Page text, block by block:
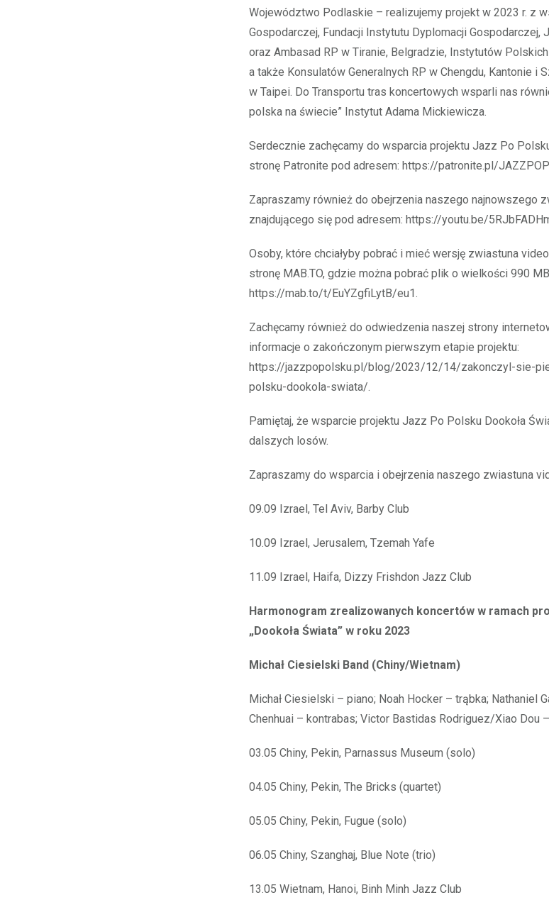
Województwo Podlaskie – realizujemy projekt w 2023 r. z
Gospodarczej, Fundacji Instytutu Dyplomacji Gospodarczej,
oraz Ambasad RP w Tiranie, Belgradzie, Instytutów
a także Konsulatów Generalnych RP w Chengdu, Kantonie i
w Taipei. Do Transportu tras koncertowych wsparli nas
polska na świecie” Instytut Adama Mickiewicza.
Serdecznie zachęcamy do wsparcia projektu Jazz Po
stronę Patronite pod adresem: https://patronite.pl/
Zapraszamy również do obejrzenia naszego najnowszego
znajdującego się pod adresem: https://youtu.be/
Osoby, które chciałyby pobrać i mieć wersję zwiastuna
stronę MAB.TO, gdzie można pobrać plik o wielkości 990
https://mab.to/t/EuYZgfiLytB/eu1.
Zachęcamy również do odwiedzenia naszej strony
informacje o zakończonym pierwszym etapie projektu:
https://jazzpopolsku.pl/blog/2023/12/14/zakonczyl-sie-
polsku-dookola-swiata/.
Pamiętaj, że wsparcie projektu Jazz Po Polsku Dookoła
dalszych losów.
Zapraszamy do wsparcia i obejrzenia naszego zwiastuna
09.09 Izrael, Tel Aviv, Barby Club
10.09 Izrael, Jerusalem, Tzemah Yafe
11.09 Izrael, Haifa, Dizzy Frishdon Jazz Club
Harmonogram zrealizowanych koncertów w ramach
„Dookoła Świata” w roku 2023
Michał Ciesielski Band (Chiny/Wietnam)
Michał Ciesielski – piano; Noah Hocker – trąbka; Nathaniel
Chenhuai – kontrabas; Victor Bastidas Rodriguez/Xiao Dou
03.05 Chiny, Pekin, Parnassus Museum (solo)
04.05 Chiny, Pekin, The Bricks (quartet)
05.05 Chiny, Pekin, Fugue (solo)
06.05 Chiny, Szanghaj, Blue Note (trio)
13.05 Wietnam, Hanoi, Binh Minh Jazz Club